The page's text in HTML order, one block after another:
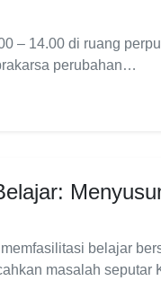
– 14.00 di ruang
perubahan…
belajar
masalah seputar